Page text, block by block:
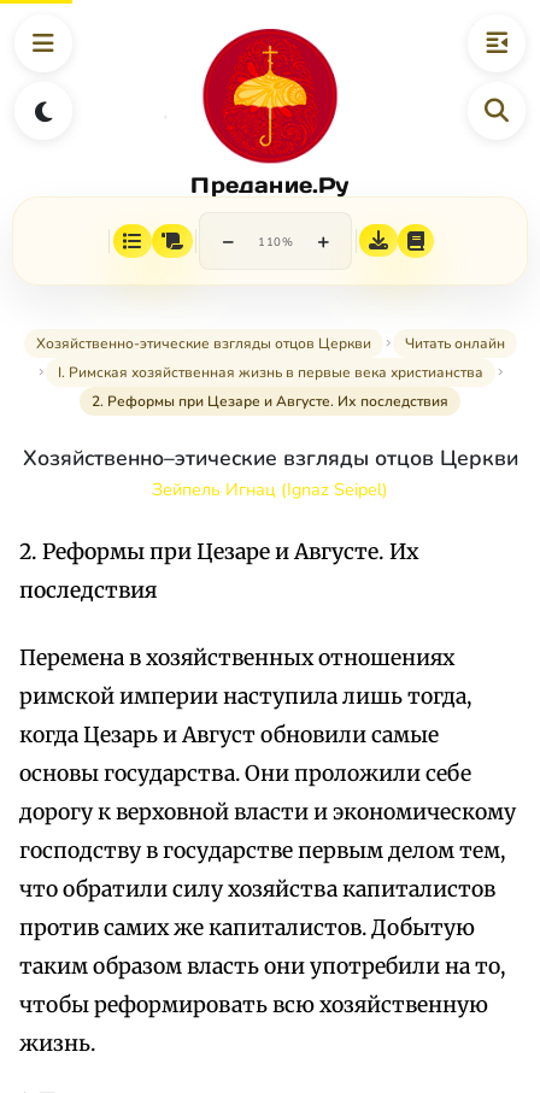
Предание.Ру
− 110% +
Хозяйственно-этические взгляды отцов Церкви
Читать онлайн
I. Римская хозяйственная жизнь в первые века христианства
2. Реформы при Цезаре и Августе. Их последствия
Хозяйственно–этические взгляды отцов Церкви
Зейпель Игнац (Ignaz Seipel)
2. Реформы при Цезаре и Августе. Их
последствия
Перемена в хозяйственных отношениях
римской империи наступила лишь тогда,
когда Цезарь и Август обновили самые
основы государства. Они проложили себе
дорогу к верховной власти и экономическому
господству в государстве первым делом тем,
что обратили силу хозяйства капиталистов
против самих же капиталистов. Добытую
таким образом власть они употребили на то,
чтобы реформировать всю хозяйственную
жизнь.